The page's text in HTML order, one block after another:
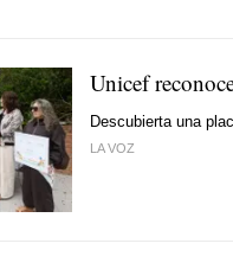
Unicef
Descubierta una
LA VOZ